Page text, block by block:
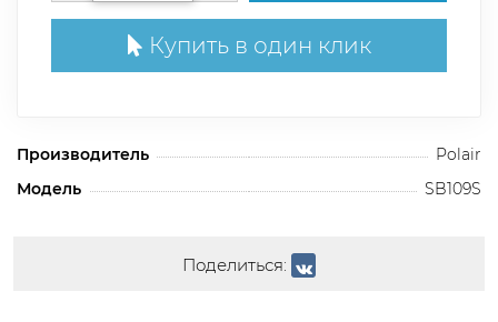
Купить в один клик
Производитель
Polair
Модель
SB109S
Поделиться: